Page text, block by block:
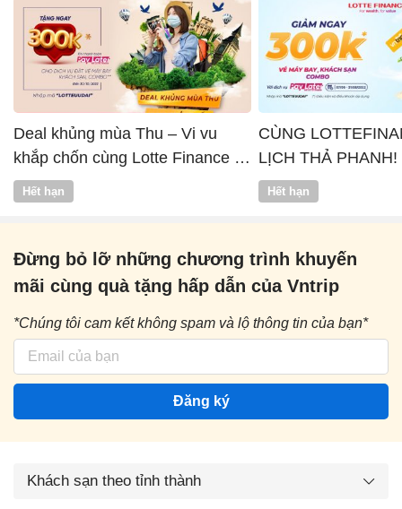
Deal khủng mùa Thu – Vi vu
khắp chốn cùng Lotte Finance x
Vntrip
Hết hạn
CÙNG
LỊCH THẢ PHANH!
Hết hạn
Đừng bỏ lỡ những chương trình khuyến
mãi cùng quà tặng hấp dẫn của Vntrip
*Chúng tôi cam kết không spam và lộ thông tin của bạn*
Đăng ký
Khách sạn theo tỉnh thành